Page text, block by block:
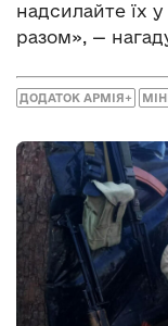
надсилайте їх
разом», —
ДОДАТОК АРМІЯ+